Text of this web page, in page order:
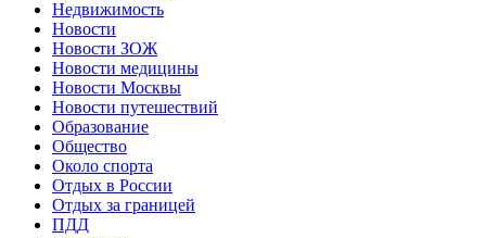
Недвижимость
Новости
Новости ЗОЖ
Новости медицины
Новости Москвы
Новости путешествий
Образование
Общество
Около спорта
Отдых в России
Отдых за границей
ПДД